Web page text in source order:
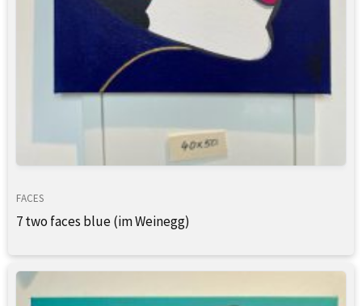
FACES
7 two faces blue (im Weinegg)